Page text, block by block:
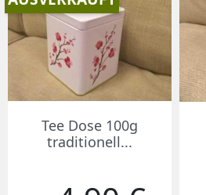
Tee Dose 100g
traditionell...
Preis